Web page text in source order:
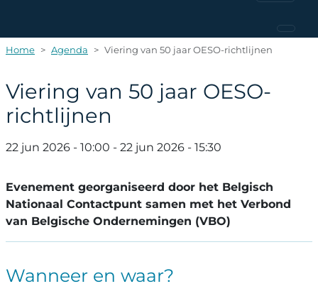
Home Agenda Viering van 50 jaar OESO-richtlijnen
Viering van 50 jaar OESO-
richtlijnen
22 jun 2026 - 10:00 - 22 jun 2026 - 15:30
Evenement georganiseerd door het Belgisch
Nationaal Contactpunt samen met het Verbond
van Belgische Ondernemingen (VBO)
Wanneer en waar?